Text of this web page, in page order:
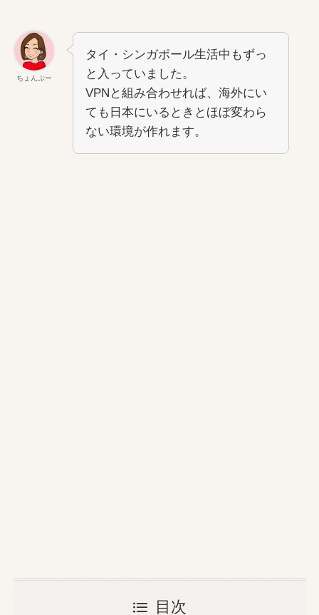
ちょんぷー
タイ・シンガポール生活中もずっ
と入っていました。
VPNと組み合わせれば、海外にい
ても日本にいるときとほぼ変わら
ない環境が作れます。
目次